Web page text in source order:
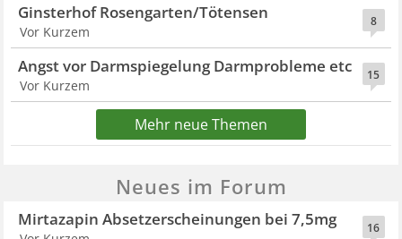
8
Ginsterhof Rosengarten/Tötensen
Vor Kurzem
15
Angst vor Darmspiegelung Darmprobleme etc
Vor Kurzem
Mehr neue Themen
Neues im Forum
16
Mirtazapin Absetzerscheinungen bei 7,5mg